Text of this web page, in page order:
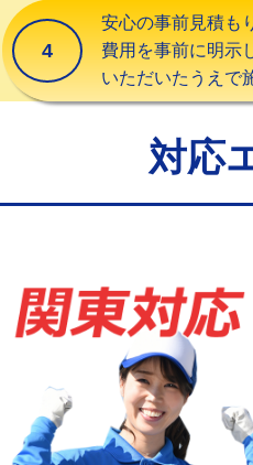
持込商品取付（浄水器・分岐水
給水管工事※（バンド止め)
給水管工事※（土の掘削・埋め
業)
給水管工事※（塩ビ管（VP・HI
用/3ｍまで)
給水管工事※（塩ビ管（VP・HI
用（追加）/3ｍ超え)
4
安心の事前見積も
費用を事前に明示
いただいたうえで
対応